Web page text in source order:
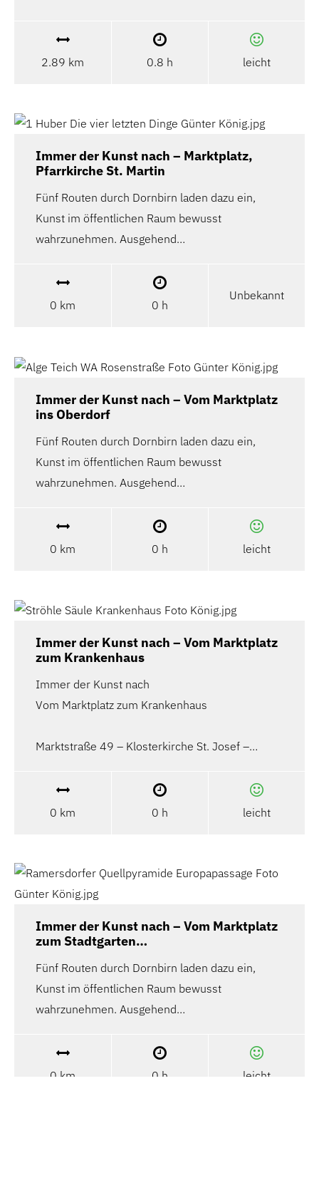
2.89 km 0.8 h leicht
Immer der Kunst nach – Marktplatz,
Pfarrkirche St. Martin
Fünf Routen durch Dornbirn laden dazu ein,
Kunst im öffentlichen Raum bewusst
wahrzunehmen. Ausgehend…
0 km 0 h
Unbekannt
Immer der Kunst nach – Vom Marktplatz
ins Oberdorf
Fünf Routen durch Dornbirn laden dazu ein,
Kunst im öffentlichen Raum bewusst
wahrzunehmen. Ausgehend…
0 km 0 h leicht
Immer der Kunst nach – Vom Marktplatz
zum Krankenhaus
Immer der Kunst nach
Vom Marktplatz zum Krankenhaus
Marktstraße 49 – Klosterkirche St. Josef –…
0 km 0 h leicht
Immer der Kunst nach – Vom Marktplatz
zum Stadtgarten…
Fünf Routen durch Dornbirn laden dazu ein,
Kunst im öffentlichen Raum bewusst
wahrzunehmen. Ausgehend…
0 km 0 h leicht